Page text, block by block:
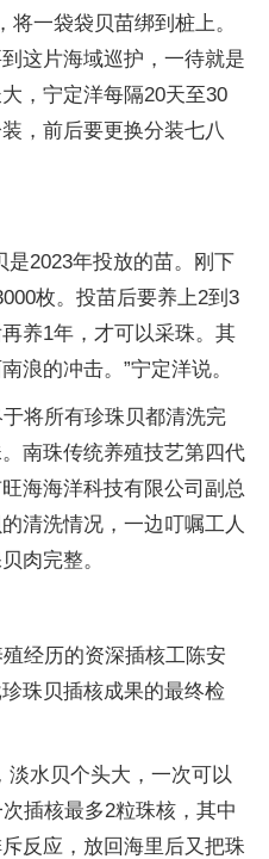
一袋袋贝苗绑到桩上。
这片海域巡护，一待就是
，宁定洋每隔20天至30
，前后要更换分装七八
是2023年投放的苗。刚下
枚。投苗后要养上2到3
养1年，才可以采珠。其
浪的冲击。”宁定洋说。
于将所有珍珠贝都清洗完
南珠传统养殖技艺第四代
海海洋科技有限公司副总
清洗情况，一边叮嘱工人
肉完整。
经历的资深插核工陈安
珠贝插核成果的最终检
淡水贝个头大，一次可以
插核最多2粒珠核，其中
反应，放回海里后又把珠